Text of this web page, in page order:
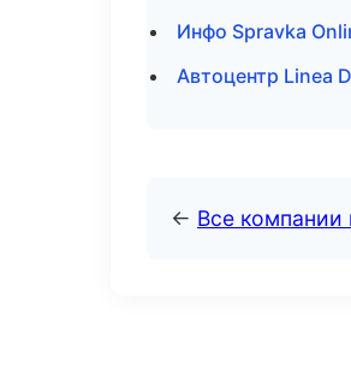
Инфо Spravka
Автоцентр Linea
← Все компании